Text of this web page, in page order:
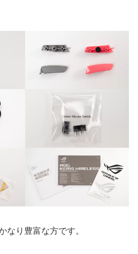
なり豊富な方です。